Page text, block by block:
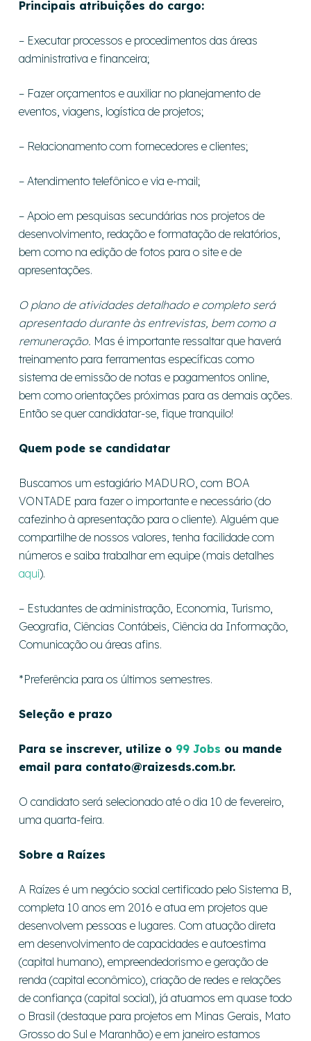
Principais atribuições do cargo:
– Executar processos e procedimentos das áreas
administrativa e financeira;
– Fazer orçamentos e auxiliar no planejamento de
eventos, viagens, logística de projetos;
– Relacionamento com fornecedores e clientes;
– Atendimento telefônico e via e-mail;
– Apoio em pesquisas secundárias nos projetos de
desenvolvimento, redação e formatação de relatórios,
bem como na edição de fotos para o site e de
apresentações.
O plano de atividades detalhado e completo será
apresentado durante às entrevistas, bem como a
remuneração. Mas é importante ressaltar que haverá
treinamento para ferramentas específicas como
sistema de emissão de notas e pagamentos online,
bem como orientações próximas para as demais ações.
Então se quer candidatar-se, fique tranquilo!
Quem pode se candidatar
Buscamos um estagiário MADURO, com BOA
VONTADE para fazer o importante e necessário (do
cafezinho à apresentação para o cliente). Alguém que
compartilhe de nossos valores, tenha facilidade com
números e saiba trabalhar em equipe (mais detalhes
aqui).
– Estudantes de administração, Economia, Turismo,
Geografia, Ciências Contábeis, Ciência da Informação,
Comunicação ou áreas afins.
*Preferência para os últimos semestres.
Seleção e prazo
Para se inscrever, utilize o 99 Jobs ou mande
email para contato@raizesds.com.br.
O candidato será selecionado até o dia 10 de fevereiro,
uma quarta-feira.
Sobre a Raízes
A Raízes é um negócio social certificado pelo Sistema B,
completa 10 anos em 2016 e atua em projetos que
desenvolvem pessoas e lugares. Com atuação direta
em desenvolvimento de capacidades e autoestima
(capital humano), empreendedorismo e geração de
renda (capital econômico), criação de redes e relações
de confiança (capital social), já atuamos em quase todo
o Brasil (destaque para projetos em Minas Gerais, Mato
Grosso do Sul e Maranhão) e em janeiro estamos